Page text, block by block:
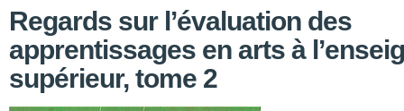
Regards sur l’évaluation des
apprentissages en arts à
supérieur, tome 2